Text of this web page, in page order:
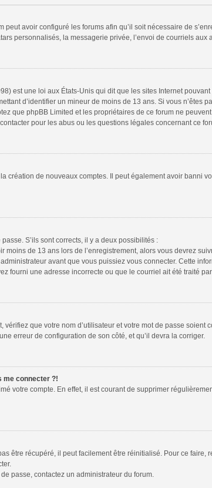
peut avoir configuré les forums afin qu’il soit nécessaire de
personnalisés, la messagerie privée, l’envoi de courriels
est une loi aux États-Unis qui dit que les sites Internet
d’identifier un mineur de moins de 13 ans. Si vous n’êtes
que phpBB Limited et les propriétaires de ce forum ne
pour les abus ou les questions légales concernant ce
création de nouveaux comptes. Il peut également avoir banni
S’ils sont corrects, il y a deux possibilités :
moins de 13 ans lors de l’enregistrement, alors vous devrez
avant que vous puissiez vous connecter. Cette
fourni une adresse incorrecte ou que le courriel ait été traité
que votre nom d’utilisateur et votre mot de passe
erreur de configuration de son côté, et qu’il devra la corriger.
me connecter ?!
votre compte. En effet, il est courant de supprimer
être récupéré, il peut facilement être réinitialisé. Pour ce
passe, contactez un administrateur du forum.